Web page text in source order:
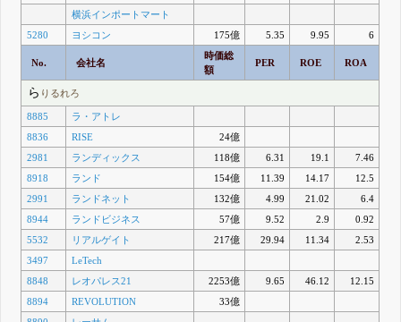
横浜インポートマート
5280
ヨシコン 175億 5.35 9.95 6
No. 会社名
時価総
額
PER ROE ROA
ら りるれろ
8885
ラ・アトレ
8836
RISE
24億
2981
ランディックス 118億 6.31 19.1
7.46
8918
ランド 154億 11.39 14.17
12.5
2991
ランドネット 132億 4.99 21.02
6.4
8944
ランドビジネス 57億 9.52 2.9
0.92
5532
リアルゲイト 217億 29.94 11.34
2.53
3497
LeTech
8848
レオパレス21 2253億 9.65 46.12
12.15
8894
REVOLUTION
33億